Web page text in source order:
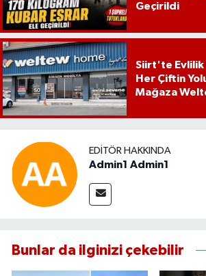
Geçirildi
Siirt'te Evlilik
Her Çiftin
Mağaza
EDITÖR HAKKINDA
Admin1 Admin1
Bunlar da ilginizi çekebilir